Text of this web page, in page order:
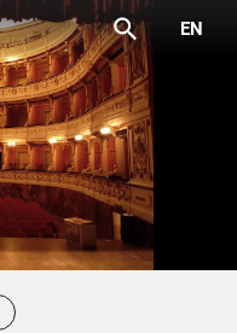
search EN